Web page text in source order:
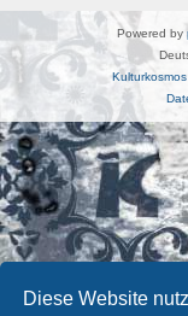
Diese Website
Powered by